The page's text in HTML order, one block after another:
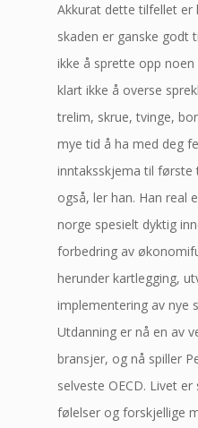
Akkurat dette tilfellet er
skaden er ganske godt
ikke å sprette opp noen
klart ikke å overse
trelim, skrue, tvinge,
mye tid å ha med deg
inntaksskjema til første
også, ler han. Han real
norge spesielt dyktig
forbedring av
herunder kartlegging,
implementering av nye
Utdanning er nå en av
bransjer, og nå spiller
selveste OECD. Livet
følelser og forskjellige